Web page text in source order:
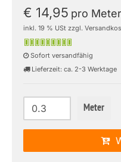
€ 14,95 pro Meter
inkl. 19 % USt zzgl.
Sofort versandfähig
Lieferzeit: ca. 2-3 Werktage
Meter